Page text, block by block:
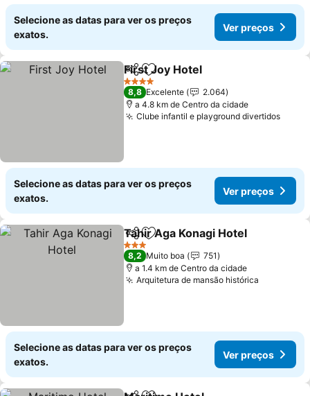
Selecione as datas para ver os preços
exatos.
Ver preços
PartilharAdicionar aos favoritos
First Joy Hotel
4 Estrelas
8,8 Excelente
2.064
a 4.8 km de Centro da cidade
Clube infantil e playground divertidos
Selecione as datas para ver os preços
exatos.
Ver preços
PartilharAdicionar aos favoritos
Tahir Aga Konagi Hotel
3 Estrelas
8,2 Muito boa
751
a 1.4 km de Centro da cidade
Arquitetura de mansão histórica
Selecione as datas para ver os preços
exatos.
Ver preços